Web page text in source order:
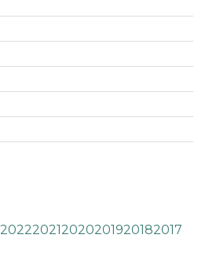
202220212020201920182017